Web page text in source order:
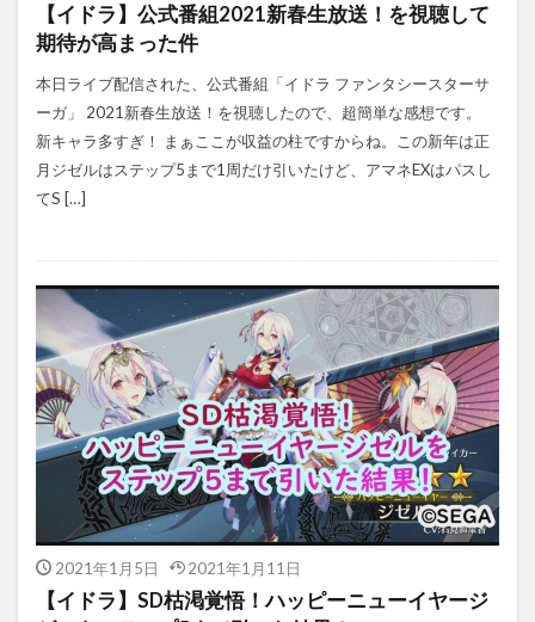
【イドラ】公式番組2021新春生放送！を視聴して
期待が高まった件
本日ライブ配信された、公式番組「イドラ ファンタシースターサ
ーガ」 2021新春生放送！を視聴したので、超簡単な感想です。
新キャラ多すぎ！ まぁここが収益の柱ですからね。この新年は正
月ジゼルはステップ5まで1周だけ引いたけど、アマネEXはパスし
てS […]
2021年1月5日 2021年1月11日
【イドラ】SD枯渇覚悟！ハッピーニューイヤージ